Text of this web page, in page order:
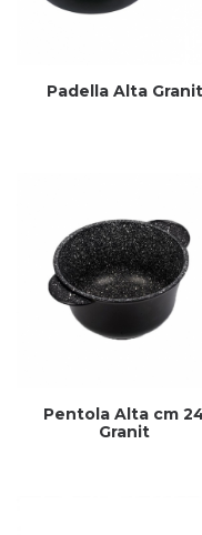
Padella Alta Granit
Pentola Alta cm
Granit